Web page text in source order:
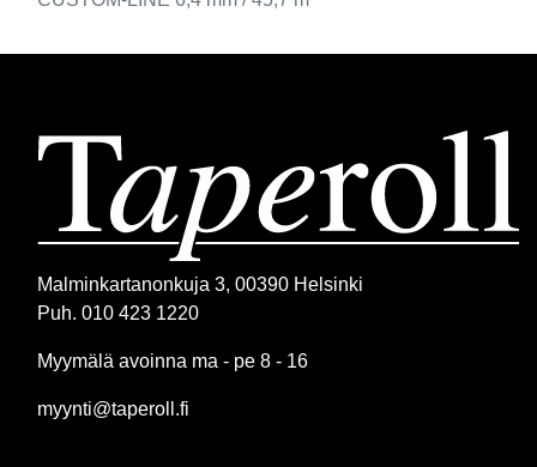
Malminkartanonkuja 3, 00390 Helsinki
Puh. 010 423 1220
Myymälä avoinna ma - pe 8 - 16
myynti@taperoll.fi